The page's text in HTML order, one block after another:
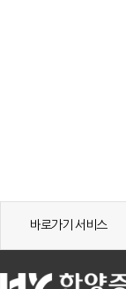
바로가기 서비스